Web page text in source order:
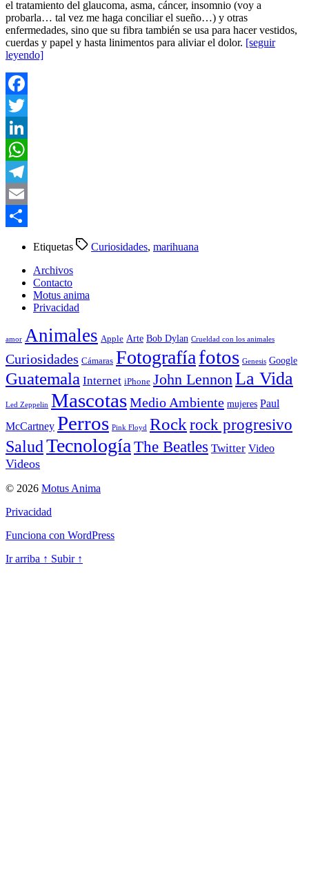
el tratamiento del glaucoma, asma, cáncer, insomnio (voy a
probarla… tal vez me haga conciliar el sueño…) y otras
enfermedades, sino que su fibra también se usa para hacer vestidos,
cuerdas y papel y hasta linimentos para aliviar el dolor. [seguir
leyendo]
Facebook
Twitter
LinkedIn
WhatsApp
Telegram
Email
Etiquetas Curiosidades, marihuana
Archivos
Contacto
Motus anima
Privacidad
amor Animales Apple Arte Bob Dylan Crueldad con los animales
Curiosidades Cámaras Fotografíafotos Genesis Google
Guatemala Internet iPhone John Lennon La Vida
Led Zeppelin MascotasMedio Ambiente mujeres Paul
McCartney Perros Pink Floyd Rock rock progresivo
SaludTecnología The Beatles Twitter Video
Videos
© 2026 Motus Anima
Privacidad
Funciona con WordPress
Ir arriba ↑ Subir ↑